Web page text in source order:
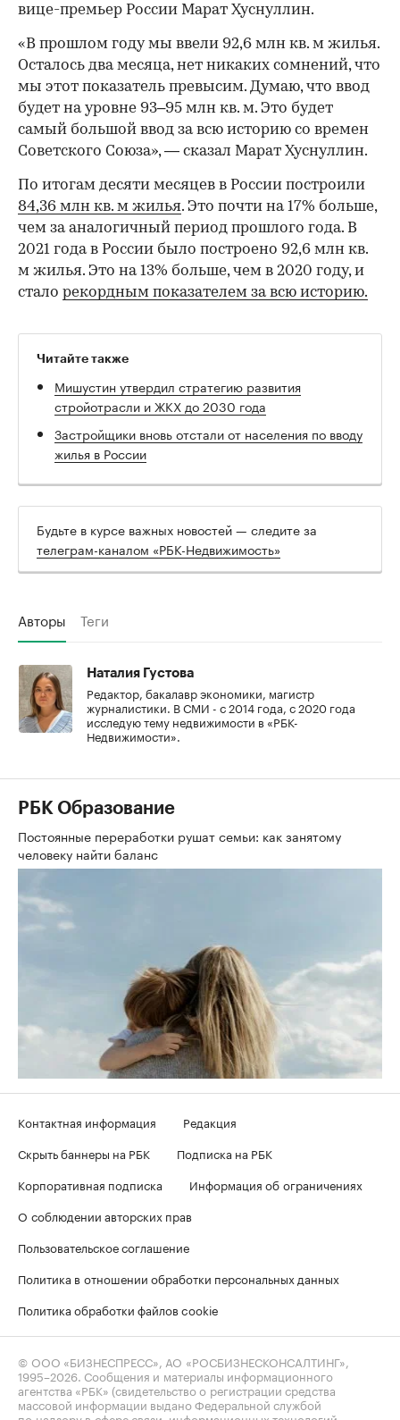
вице-премьер России Марат Хуснуллин.
«В прошлом году мы ввели 92,6 млн кв. м жилья.
Осталось два месяца, нет никаких сомнений, что
мы этот показатель превысим. Думаю, что ввод
будет на уровне 93–95 млн кв. м. Это будет
самый большой ввод за всю историю со времен
Советского Союза», — сказал Марат Хуснуллин.
По итогам десяти месяцев в России построили
84,36 млн кв. м жилья. Это почти на 17% больше,
чем за аналогичный период прошлого года. В
2021 года в России было построено 92,6 млн кв.
м жилья. Это на 13% больше, чем в 2020 году, и
стало рекордным показателем за всю историю.
Читайте также
Мишустин утвердил стратегию развития
стройотрасли и ЖКХ до 2030 года
Застройщики вновь отстали от населения по вводу
жилья в России
Будьте в курсе важных новостей — следите за
телеграм-каналом «РБК-Недвижимость»
Авторы Теги
Наталия Густова
Редактор, бакалавр экономики, магистр
журналистики. В СМИ - с 2014 года, с 2020 года
исследую тему недвижимости в «РБК-
Недвижимости».
РБК Образование
Постоянные переработки рушат семьи: как занятому
человеку найти баланс
Контактная информация
Редакция
Скрыть баннеры на РБК
Подписка на РБК
Корпоративная подписка
Информация об ограничениях
О соблюдении авторских прав
Пользовательское соглашение
Политика в отношении обработки персональных данных
Политика обработки файлов cookie
© ООО «БИЗНЕСПРЕСС», АО «РОСБИЗНЕСКОНСАЛТИНГ»,
1995–2026 . Сообщения и материалы информационного
агентства «РБК» (свидетельство о регистрации средства
массовой информации выдано Федеральной службой